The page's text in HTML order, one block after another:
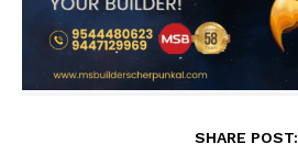
SHARE POST: